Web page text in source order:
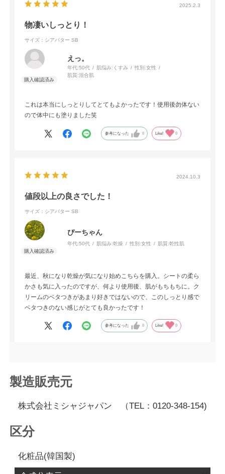
2025.2.3
物凄いしっとり！
サイズ：シアバター SB
えっ。
年代:50代 肌悩み: くすみ 性別:女性
肌質:混合肌
これは本当にしっとりしてとてもよかったです！使用後勿体ない
ので体中にも塗りました笑
参考になった 0 Like! 0
2024.10.3
値段以上の良さでした！
サイズ：シアバター SB
ぴーちゃん
年代:50代 肌悩み:乾燥 性別:女性 肌質:乾性肌
最近、秋になり乾燥が気になり始めこちらを購入。シートの柔ら
かさも気に入ったのですが、何より使用後、肌がもちもちに。ク
リームのベタつきがあまり好きではないので、このしっとり感で
ベタつきのない感じがとても良かったです！
参考になった 0 Like! 0
製造販売元
株式会社ミシャジャパン （TEL：0120-348-154)
区分
化粧品(韓国製)